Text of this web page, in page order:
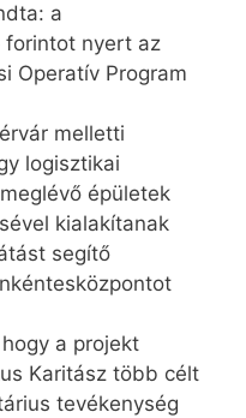
a
forintot nyert az
Operatív Program
melletti
logisztikai
épületek
kialakítanak
segítő
a projekt
Karitász több célt
tevékenység